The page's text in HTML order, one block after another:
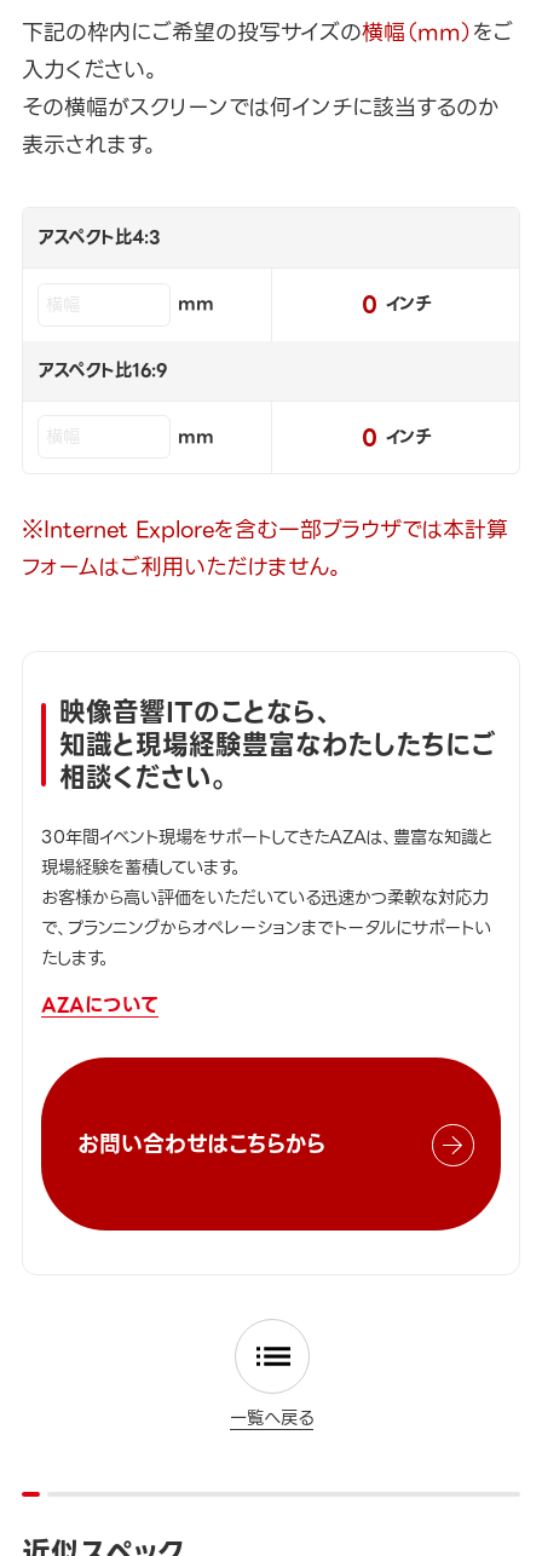
下記の枠内にご希望の投写サイズの横幅（mm）をご
入力ください。
その横幅がスクリーンでは何インチに該当するのか
表示されます。
アスペクト比4:3
mm 0 インチ
アスペクト比16:9
mm 0 インチ
※Internet Exploreを含む一部ブラウザでは本計算
フォームはご利用いただけません。
映像音響ITのことなら、
知識と現場経験豊富なわたしたちにご
相談ください。
30年間イベント現場をサポートしてきたAZAは、豊富な知識と
現場経験を蓄積しています。
お客様から高い評価をいただいている迅速かつ柔軟な対応力
で、プランニングからオペレーションまでトータルにサポートい
たします。
AZAについて
お問い合わせはこちらから
一覧へ戻る